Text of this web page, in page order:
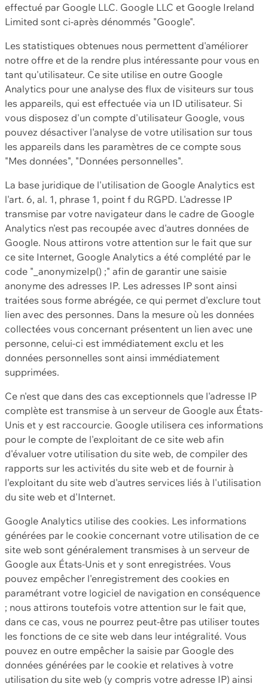
effectué par Google LLC. Google LLC et Google Ireland
Limited sont ci-après dénommés "Google".
Les statistiques obtenues nous permettent d'améliorer
notre offre et de la rendre plus intéressante pour vous en
tant qu'utilisateur. Ce site utilise en outre Google
Analytics pour une analyse des flux de visiteurs sur tous
les appareils, qui est effectuée via un ID utilisateur. Si
vous disposez d'un compte d'utilisateur Google, vous
pouvez désactiver l'analyse de votre utilisation sur tous
les appareils dans les paramètres de ce compte sous
"Mes données", "Données personnelles".
La base juridique de l'utilisation de Google Analytics est
l'art. 6, al. 1, phrase 1, point f du RGPD. L'adresse IP
transmise par votre navigateur dans le cadre de Google
Analytics n'est pas recoupée avec d'autres données de
Google. Nous attirons votre attention sur le fait que sur
ce site Internet, Google Analytics a été complété par le
code "_anonymizeIp() ;" afin de garantir une saisie
anonyme des adresses IP. Les adresses IP sont ainsi
traitées sous forme abrégée, ce qui permet d'exclure tout
lien avec des personnes. Dans la mesure où les données
collectées vous concernant présentent un lien avec une
personne, celui-ci est immédiatement exclu et les
données personnelles sont ainsi immédiatement
supprimées.
Ce n'est que dans des cas exceptionnels que l'adresse IP
complète est transmise à un serveur de Google aux États-
Unis et y est raccourcie. Google utilisera ces informations
pour le compte de l'exploitant de ce site web afin
d'évaluer votre utilisation du site web, de compiler des
rapports sur les activités du site web et de fournir à
l'exploitant du site web d'autres services liés à l'utilisation
du site web et d'Internet.
Google Analytics utilise des cookies. Les informations
générées par le cookie concernant votre utilisation de ce
site web sont généralement transmises à un serveur de
Google aux États-Unis et y sont enregistrées. Vous
pouvez empêcher l'enregistrement des cookies en
paramétrant votre logiciel de navigation en conséquence
; nous attirons toutefois votre attention sur le fait que,
dans ce cas, vous ne pourrez peut-être pas utiliser toutes
les fonctions de ce site web dans leur intégralité. Vous
pouvez en outre empêcher la saisie par Google des
données générées par le cookie et relatives à votre
utilisation du site web (y compris votre adresse IP) ainsi